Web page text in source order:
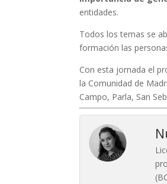
entidades.
Todos los temas se
formación las
Con esta jornada el
la Comunidad de
Campo, Parla, San